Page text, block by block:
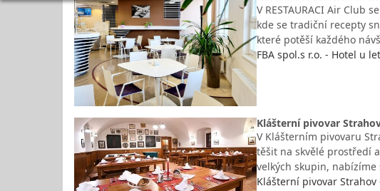
V RESTAURACI Air Club
kde se tradiční recepty
které potěší každého
FBA spol.s r.o. - Hotel u
Klášterní pivovar
V Klášterním pivovaru
těšit na skvělé prostředí
velkých skupin,
Klášterní pivovar Strahov